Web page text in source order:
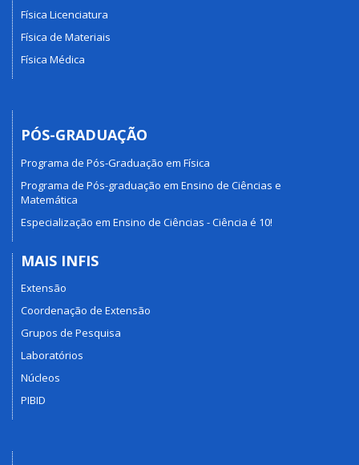
Física Licenciatura
Física de Materiais
Física Médica
PÓS-GRADUAÇÃO
Programa de Pós-Graduação em Física
Programa de Pós-graduação em Ensino de Ciências e
Matemática
Especialização em Ensino de Ciências - Ciência é 10!
MAIS INFIS
Extensão
Coordenação de Extensão
Grupos de Pesquisa
Laboratórios
Núcleos
PIBID